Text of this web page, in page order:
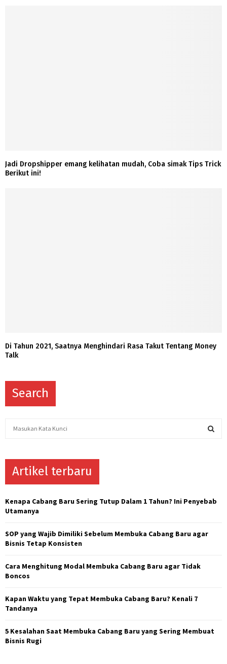
Jadi Dropshipper emang kelihatan mudah, Coba simak Tips Trick
Berikut ini!
Di Tahun 2021, Saatnya Menghindari Rasa Takut Tentang Money
Talk
Search
f
o
r
Artikel terbaru
Kenapa Cabang Baru Sering Tutup Dalam 1 Tahun? Ini Penyebab
Utamanya
SOP yang Wajib Dimiliki Sebelum Membuka Cabang Baru agar
Bisnis Tetap Konsisten
Cara Menghitung Modal Membuka Cabang Baru agar Tidak
Boncos
Kapan Waktu yang Tepat Membuka Cabang Baru? Kenali 7
Tandanya
5 Kesalahan Saat Membuka Cabang Baru yang Sering Membuat
Bisnis Rugi